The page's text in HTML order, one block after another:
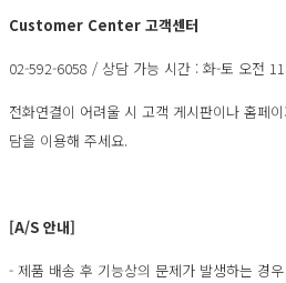
Customer Center 고객센터
02-592-6058 / 상담 가능 시간 : 화-토 오전
전화연결이 어려울 시 고객 게시판이나 홈페
담을 이용해 주세요.
[A/S 안내]
- 제품 배송 후 기능상의 문제가 발생하는 경우